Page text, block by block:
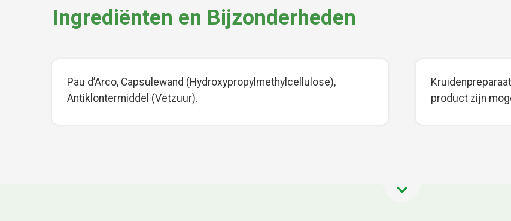
Ingrediënten en Bijzonderheden
Pau d’Arco, Capsulewand (Hydroxypropylmethylcellulose),
Antiklontermiddel (Vetzuur).
product zijn